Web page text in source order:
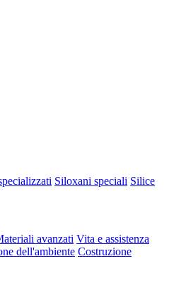
Siloxani speciali Silice
avanzati Vita e assistenza
dell'ambiente Costruzione